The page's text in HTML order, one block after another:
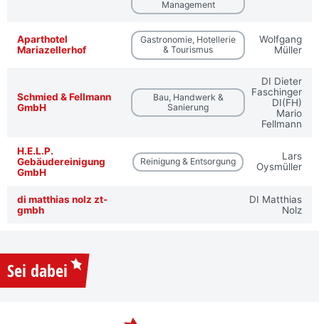
Management
Aparthotel
Mariazellerhof
Gastronomie, Hotellerie
& Tourismus
Wolfgang
Müller
Schmied & Fellmann
GmbH
Bau, Handwerk &
Sanierung
DI Dieter
Faschinger
DI(FH)
Mario
Fellmann
H.E.L.P.
Gebäudereinigung
GmbH
Reinigung & Entsorgung
Lars
Oysmüller
di matthias nolz zt-
gmbh
DI Matthias
Nolz
Sei dabei